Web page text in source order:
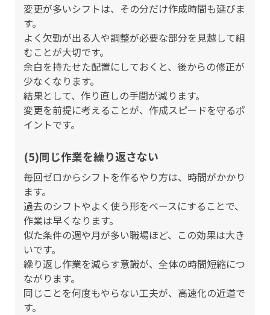
変更が多いシフトは、その分だけ作成時間も延びま
す。
よく欠勤が出る人や調整が必要な部分を見越して組
むことが大切です。
余白を持たせた配置にしておくと、後からの修正が
少なくなります。
結果として、作り直しの手間が減ります。
変更を前提に考えることが、作成スピードを守るポ
イントです。
(5)同じ作業を繰り返さない
毎回ゼロからシフトを作るやり方は、時間がかかり
ます。
過去のシフトやよく使う形をベースにすることで、
作業は早くなります。
似た条件の週や月が多い職場ほど、この効果は大き
いです。
繰り返し作業を減らす意識が、全体の時間短縮につ
ながります。
同じことを何度もやらない工夫が、高速化の近道で
す。